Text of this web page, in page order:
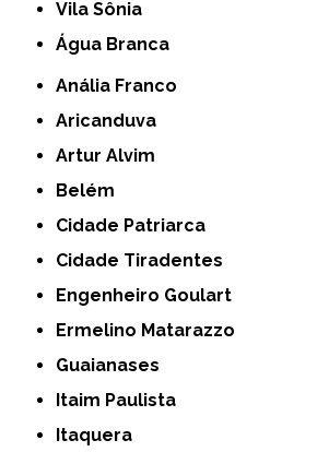
Vila Sônia
Água Branca
Anália Franco
Aricanduva
Artur Alvim
Belém
Cidade Patriarca
Cidade Tiradentes
Engenheiro Goulart
Ermelino Matarazzo
Guaianases
Itaim Paulista
Itaquera